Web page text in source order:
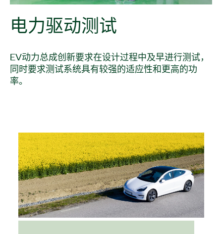
电力驱动测试
EV动力总成创新要求在设计过程中及早进行测试，
同时要求测试系统具有较强的适应性和更高的功
率。